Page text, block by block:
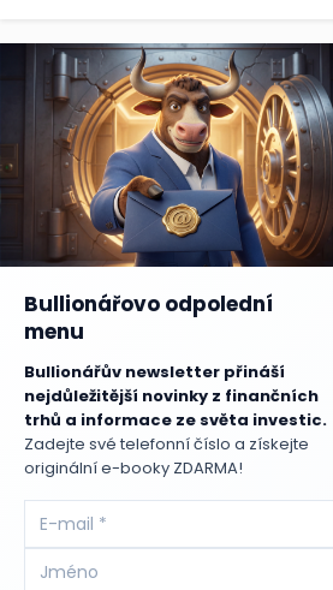
Bullionářovo odpolední
menu
Bullionářův newsletter přináší
nejdůležitější novinky z finančních
trhů a informace ze světa investic.
Zadejte své telefonní číslo a získejte
originální e-booky ZDARMA!